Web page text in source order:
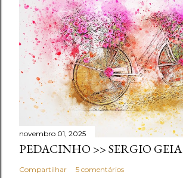
novembro 01, 2025
PEDACINHO >> SERGIO GEIA
Compartilhar 5 comentários